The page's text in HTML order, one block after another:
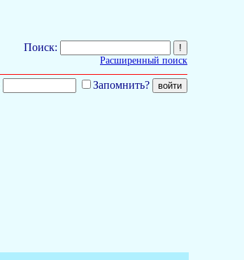
Поиск:
Расширенный поиск
Запомнить?